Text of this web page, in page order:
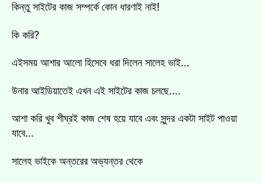
কিন্তু সাইটের কাজ সম্পর্কে কোন ধারণাই নাই!
কি করি?
এইসময় আশার আলো হিসেবে ধরা দিলেন সালেহ ভাই…
উনার আইডিয়াতেই এখন এই সাইটের কাজ চলছে….
আশা করি খুব শীঘ্রই কাজ শেষ হয়ে যাবে এবং সুন্দর একটা সাইট পাওয়া
যাবে…
সালেহ ভাইকে অন্তরের অভ্যন্তর থেকে